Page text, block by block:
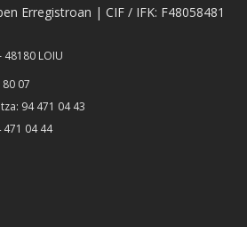
Erregistroan | CIF / IFK: F48058481
LOIU
07
94 471 04 43
471 04 44